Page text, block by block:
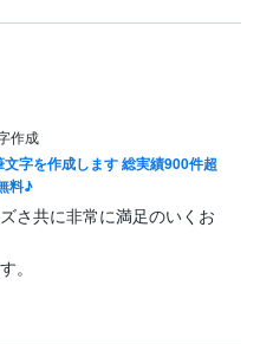
作成
字を作成します 総実績900件超
料♪
さ共に非常に満足のいくお
。